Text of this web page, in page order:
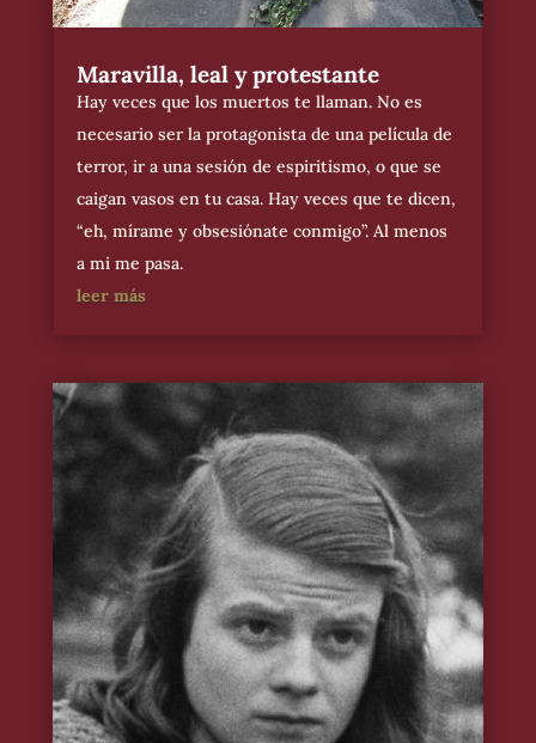
Maravilla, leal y protestante
Hay veces que los muertos te llaman. No es
necesario ser la protagonista de una película de
terror, ir a una sesión de espiritismo, o que se
caigan vasos en tu casa. Hay veces que te dicen,
“eh, mírame y obsesiónate conmigo”. Al menos
a mi me pasa.
leer más